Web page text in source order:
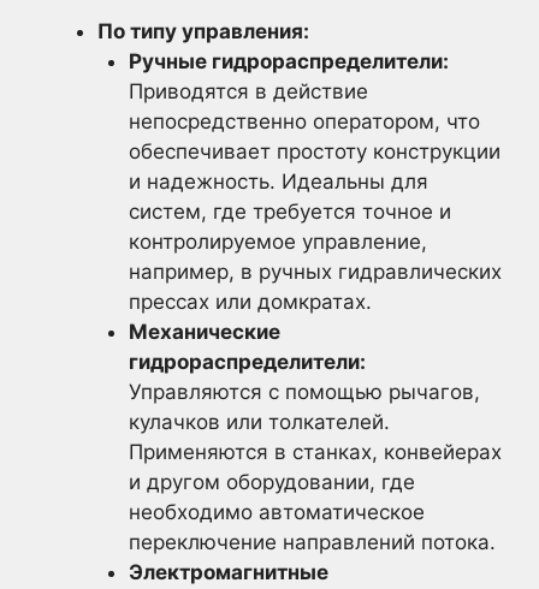
По типу управления:
Ручные гидрораспределители:
Приводятся в действие
непосредственно оператором, что
обеспечивает простоту конструкции
и надежность. Идеальны для
систем, где требуется точное и
контролируемое управление,
например, в ручных гидравлических
прессах или домкратах.
Механические
гидрораспределители:
Управляются с помощью рычагов,
кулачков или толкателей.
Применяются в станках, конвейерах
и другом оборудовании, где
необходимо автоматическое
переключение направлений потока.
Электромагнитные